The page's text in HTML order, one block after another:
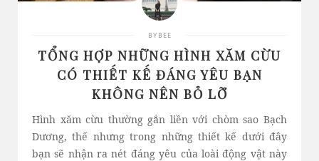
BYBEE
TỔNG HỢP NHỮNG HÌNH XĂM CỪU
CÓ THIẾT KẾ ĐÁNG YÊU BẠN
KHÔNG NÊN BỎ LỠ
Hình xăm cừu thường gắn liền với chòm sao Bạch
Dương, thế nhưng trong những thiết kế dưới đây
bạn sẽ nhận ra nét đáng yêu của loài động vật này